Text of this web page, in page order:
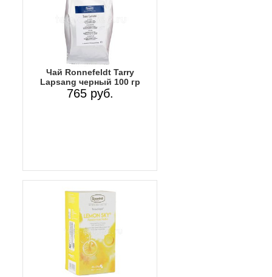
Чай Ronnefeldt Tarry
Lapsang черный 100 гр
765 руб.